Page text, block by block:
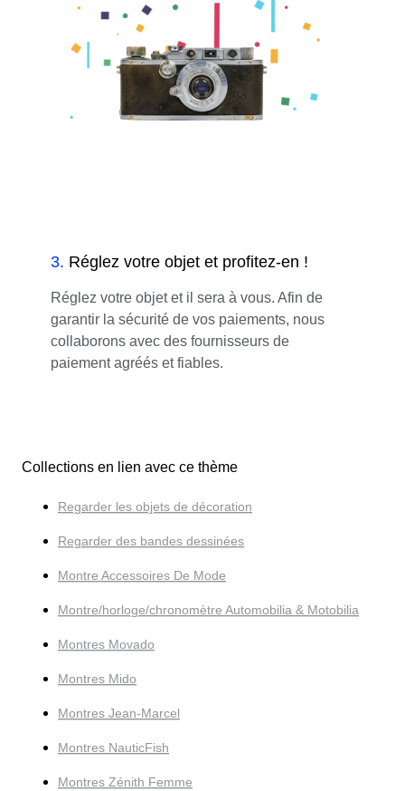
3. Réglez votre objet et profitez-en !
Réglez votre objet et il sera à vous. Afin de
garantir la sécurité de vos paiements, nous
collaborons avec des fournisseurs de
paiement agréés et fiables.
Collections en lien avec ce thème
Regarder les objets de décoration
Regarder des bandes dessinées
Montre Accessoires De Mode
Montre/horloge/chronomètre Automobilia & Motobilia
Montres Movado
Montres Mido
Montres Jean-Marcel
Montres NauticFish
Montres Zénith Femme